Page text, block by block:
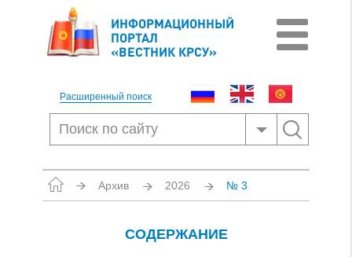
ИНФОРМАЦИОННЫЙ
ПОРТАЛ
«ВЕСТНИК КРСУ»
Расширенный поиск
Архив 2026 № 3
СОДЕРЖАНИЕ